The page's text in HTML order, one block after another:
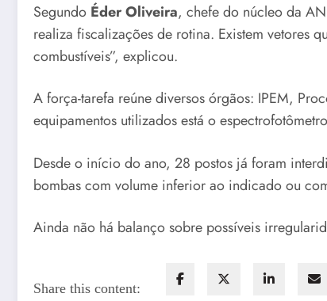
Segundo Éder Oliveira, chefe do núcleo da
realiza fiscalizações de rotina. Existem vetores
combustíveis”, explicou.
A força-tarefa reúne diversos órgãos: IPEM,
equipamentos utilizados está o
Desde o início do ano, 28 postos já foram
bombas com volume inferior ao indicado ou
Ainda não há balanço sobre possíveis
Share this content: